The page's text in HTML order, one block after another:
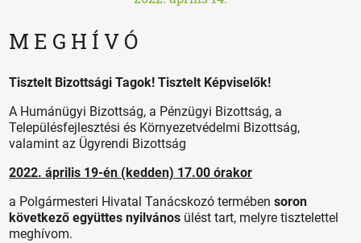
M E G H Í V Ó
Tisztelt Bizottsági Tagok! Tisztelt Képviselők!
A Humánügyi Bizottság, a Pénzügyi Bizottság, a
Településfejlesztési és Környezetvédelmi Bizottság,
valamint az Ügyrendi Bizottság
2022. április 19-én (kedden) 17.00 órakor
a Polgármesteri Hivatal Tanácskozó termébensoron
következő együttes nyilvános ülést tart, melyre tisztelettel
meghívom.